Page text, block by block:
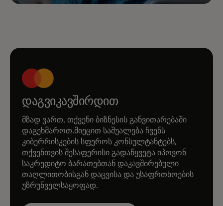
დაგვიკავშირდით
მზად ვართ, თქვენი ბიზნესის განვითარებაში
დაგეხმაროთ.მიეცით საშუალება ჩვენს
კიბერრისკების სფეროს კონსულტანტებს,
თქვენთვის შესაფერისი გადაწყვეტა იპოვონ
საკრედიტო ბარათებთან დაკავშირებული
თაღლითობისგან დაცვისა და უსაფრთხოების
უზრუნველსაყოფად.